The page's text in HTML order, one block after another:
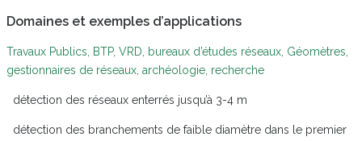
Domaines et exemples d’applications
Travaux Publics, BTP, VRD, bureaux d’études réseaux, Géomètres,
gestionnaires de réseaux, archéologie, recherche
détection des réseaux enterrés jusqu’à 3-4 m
détection des branchements de faible diamètre dans le premier